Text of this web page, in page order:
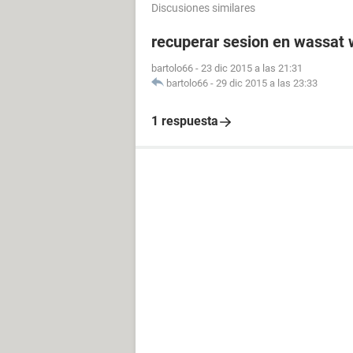
Discusiones similares
recuperar sesion en wassat
bartolo66 - 23 dic 2015 a las 21:31
bartolo66 - 29 dic 2015 a las 23:33
1 respuesta